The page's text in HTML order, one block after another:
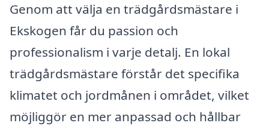
Genom att välja en trädgårdsmästare i
Ekskogen får du passion och
professionalism i varje detalj. En lokal
trädgårdsmästare förstår det specifika
klimatet och jordmånen i området, vilket
möjliggör en mer anpassad och hållbar